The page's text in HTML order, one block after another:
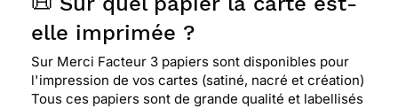
elle imprimée ?
Sur Merci Facteur 3 papiers sont disponibles pour
l'impression de vos cartes (satiné, nacré et création)
Tous ces papiers sont de grande qualité et labellisés